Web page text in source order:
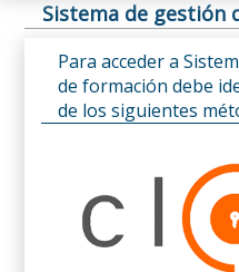
Sistema de gestión
Para acceder a
de formación debe
de los siguientes